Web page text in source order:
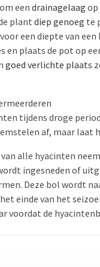
een drainagelaag op
plant diep genoeg te
een diepte van
en plaats de pot op
goed verlichte plaats
tijdens droge
af, maar laat
alle hyacinten
ingesneden of
Deze bol wordt
het einde van het
voordat de